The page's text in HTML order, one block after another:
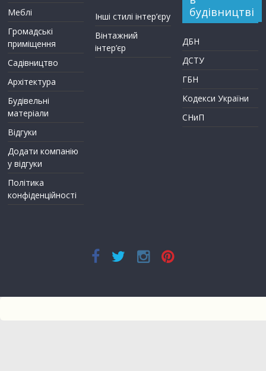
Меблі
Громадські
приміщення
Садівництво
Архітектура
Будівельні
матеріали
Відгуки
Додати компанію
у відгуки
Політика
конфіденційності
Інші стилі інтер’єру
Вінтажний
інтер’єр
будівництві
ДБН
ДСТУ
ГБН
Кодекси України
СНиП